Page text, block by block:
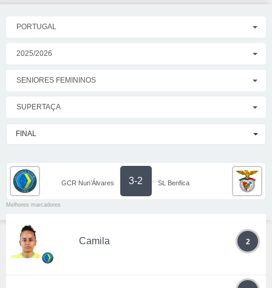
PORTUGAL
2025/2026
SENIORES FEMININOS
SUPERTAÇA
FINAL
GCR Nun’Álvares 3-2 SL Benfica
Melhores marcadores
Camila 2